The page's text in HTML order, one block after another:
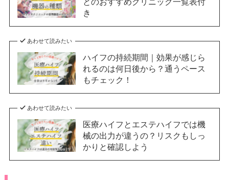
き
あわせて読みたい
ハイフの持続期間｜効果が感じら
れるのは何日後から？通うペース
もチェック！
あわせて読みたい
医療ハイフとエステハイフでは機
械の出力が違うの？リスクもしっ
かりと確認しよう